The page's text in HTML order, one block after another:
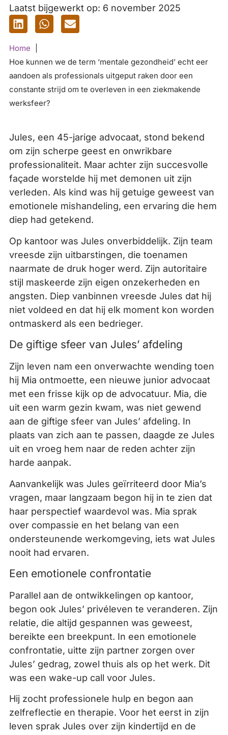
Laatst bijgewerkt op: 6 november 2025
Home
Hoe kunnen we de term ‘mentale gezondheid’ echt eer
aandoen als professionals uitgeput raken door een
constante strijd om te overleven in een ziekmakende
werksfeer?
Jules, een 45-jarige advocaat, stond bekend
om zijn scherpe geest en onwrikbare
professionaliteit. Maar achter zijn succesvolle
façade worstelde hij met demonen uit zijn
verleden. Als kind was hij getuige geweest van
emotionele mishandeling, een ervaring die hem
diep had getekend.
Op kantoor was Jules onverbiddelijk. Zijn team
vreesde zijn uitbarstingen, die toenamen
naarmate de druk hoger werd. Zijn autoritaire
stijl maskeerde zijn eigen onzekerheden en
angsten. Diep vanbinnen vreesde Jules dat hij
niet voldeed en dat hij elk moment kon worden
ontmaskerd als een bedrieger.
De giftige sfeer van Jules’ afdeling
Zijn leven nam een onverwachte wending toen
hij Mia ontmoette, een nieuwe junior advocaat
met een frisse kijk op de advocatuur. Mia, die
uit een warm gezin kwam, was niet gewend
aan de giftige sfeer van Jules’ afdeling. In
plaats van zich aan te passen, daagde ze Jules
uit en vroeg hem naar de reden achter zijn
harde aanpak.
Aanvankelijk was Jules geïrriteerd door Mia’s
vragen, maar langzaam begon hij in te zien dat
haar perspectief waardevol was. Mia sprak
over compassie en het belang van een
ondersteunende werkomgeving, iets wat Jules
nooit had ervaren.
Een emotionele confrontatie
Parallel aan de ontwikkelingen op kantoor,
begon ook Jules’ privéleven te veranderen. Zijn
relatie, die altijd gespannen was geweest,
bereikte een breekpunt. In een emotionele
confrontatie, uitte zijn partner zorgen over
Jules’ gedrag, zowel thuis als op het werk. Dit
was een wake-up call voor Jules.
Hij zocht professionele hulp en begon aan
zelfreflectie en therapie. Voor het eerst in zijn
leven sprak Jules over zijn kindertijd en de